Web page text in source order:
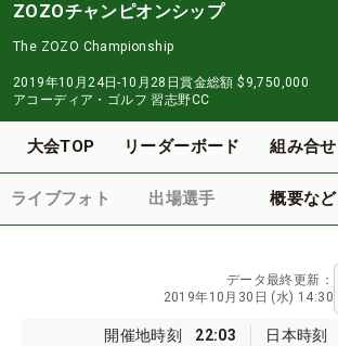
ZOZOチャンピオンシップ
The ZOZO Championship
2019年10月24日-10月28日賞金総額 $9,750,000
アコーディア・ゴルフ 習志野CC
大会TOP リーダーボード 組み合せ
ライブフォト 出場選手 概要など
開催地時刻 22:03 日本時刻
データ最終更新：
2019年10月30日 (水) 14:30